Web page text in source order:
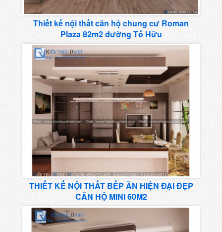
Thiết kế nội thất căn hộ chung cư Roman
Plaza 82m2 đường Tố Hữu
THIẾT KẾ NỘI THẤT BẾP ĂN HIỆN ĐẠI ĐẸP
CĂN HỘ MINI 60M2